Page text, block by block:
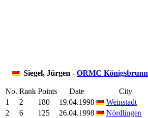
Siegel, Jürgen - ORMC Königsbrunn
No. Rank Points Date
City
1
2 180 19.04.1998
Weinstadt
2
6 125 26.04.1998
Nördlingen